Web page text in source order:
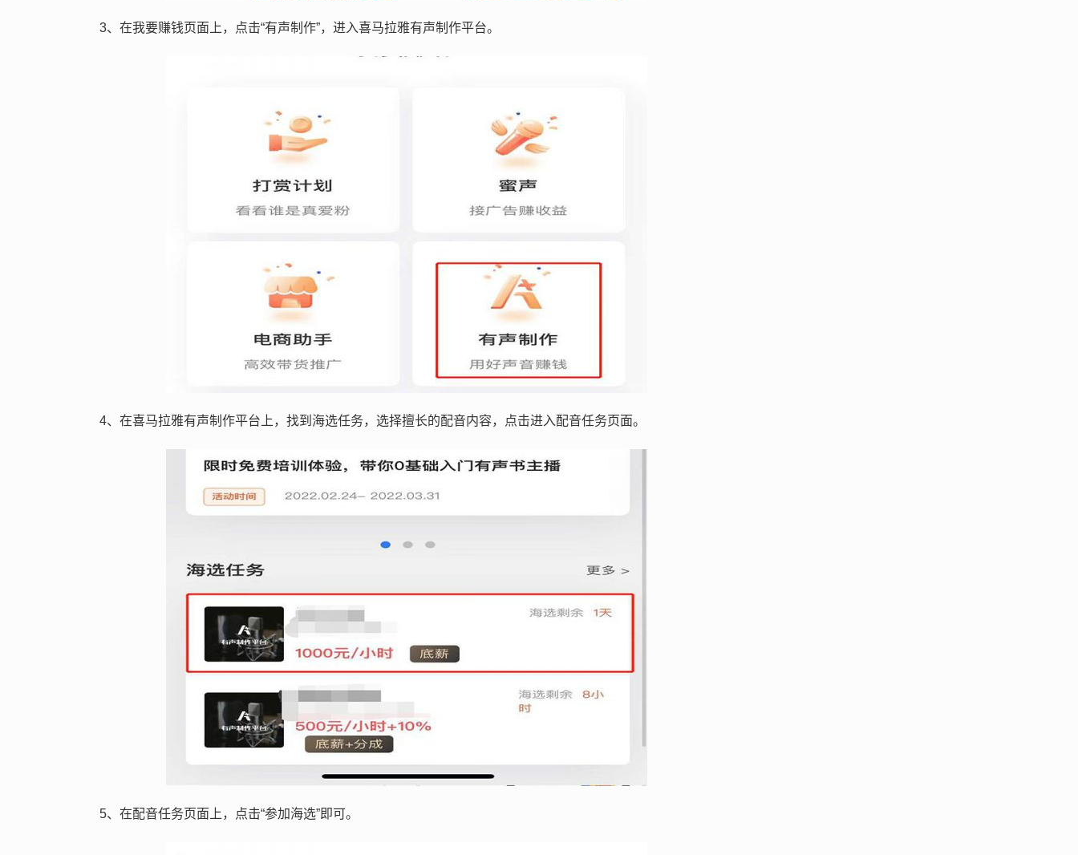
3、在我要赚钱页面上，点击“有声制作”，进入喜马拉雅有声制作平台。
4、在喜马拉雅有声制作平台上，找到海选任务，选择擅长的配音内容，点击进入配音任务页面。
5、在配音任务页面上，点击“参加海选”即可。